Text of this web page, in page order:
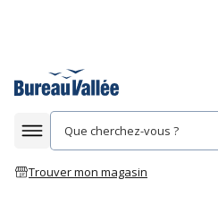
Afficher la navigation
Trouver mon magasin